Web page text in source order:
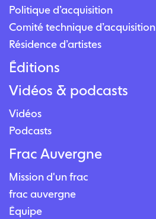
Politique d’acquisition
Comité technique d’acquisition
Résidence d’artistes
Éditions
Vidéos & podcasts
Vidéos
Podcasts
Frac Auvergne
Mission d'un frac
frac auvergne
Équipe